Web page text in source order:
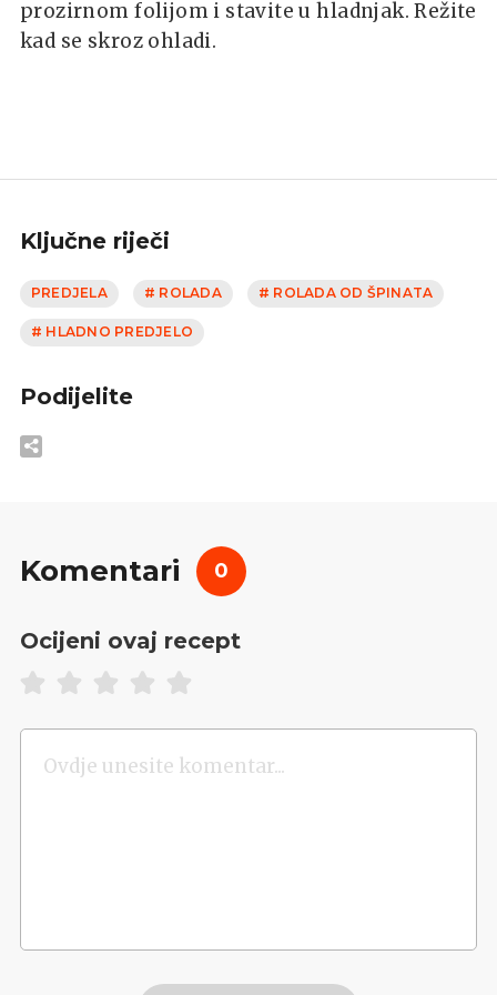
prozirnom folijom i stavite u hladnjak. Režite
kad se skroz ohladi.
Ključne riječi
PREDJELA # ROLADA # ROLADA OD ŠPINATA
# HLADNO PREDJELO
Podijelite
Komentari 0
Ocijeni ovaj recept